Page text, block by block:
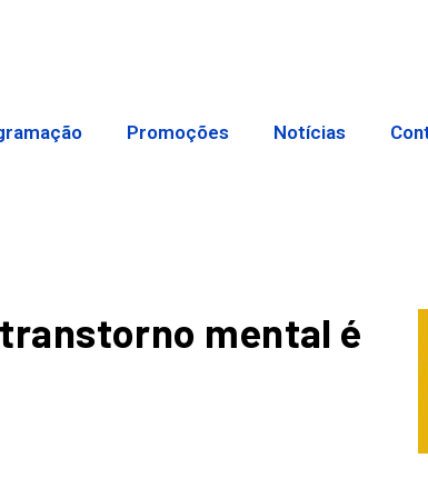
Promoções Notícias
mental é